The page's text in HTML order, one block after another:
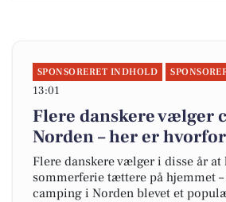
SPONSORERET INDHOLD
13:01
Flere danskere vælger
Norden – her er hvorfor
Flere danskere vælger i disse år at
sommerferie tættere på hjemmet
camping i Norden blevet et